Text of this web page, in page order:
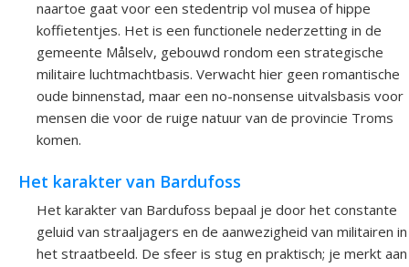
naartoe gaat voor een stedentrip vol musea of hippe
koffietentjes. Het is een functionele nederzetting in de
gemeente Målselv, gebouwd rondom een strategische
militaire luchtmachtbasis. Verwacht hier geen romantische
oude binnenstad, maar een no-nonsense uitvalsbasis voor
mensen die voor de ruige natuur van de provincie Troms
komen.
Het karakter van Bardufoss
Het karakter van Bardufoss bepaal je door het constante
geluid van straaljagers en de aanwezigheid van militairen in
het straatbeeld. De sfeer is stug en praktisch; je merkt aan